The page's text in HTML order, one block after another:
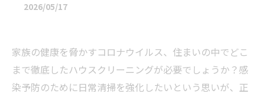
2026/05/17
家族の健康を脅かすコロナウイルス、住まいの中でどこ
まで徹底したハウスクリーニングが必要でしょうか？感
染予防のために日常清掃を強化したいという思いが、正